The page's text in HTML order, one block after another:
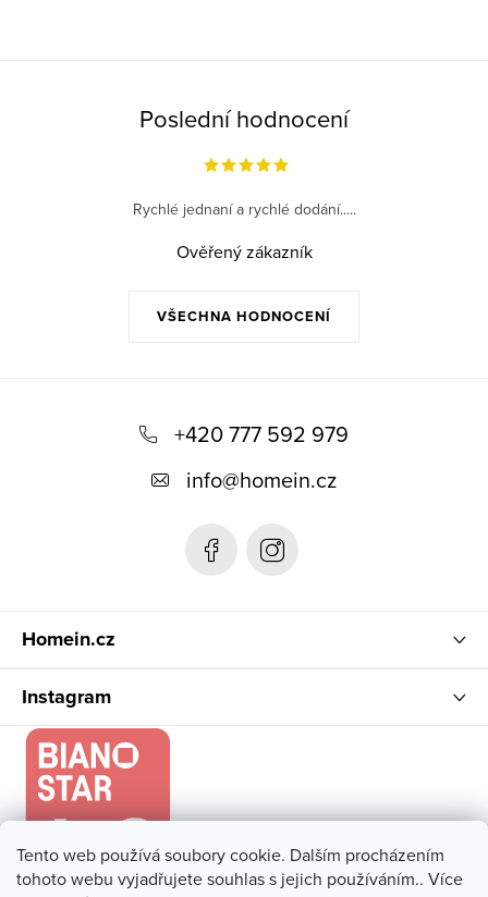
Tento web používá soubory cookie. Dalším procházením
tohoto webu vyjadřujete souhlas s jejich používáním.. Více
Poslední hodnocení
VŠECHNA HODNOCENÍ
Rychlé jednaní a rychlé dodání.....
Ověřený zákazník
+420 777 592 979
info@homein.cz
Homein.cz
Instagram